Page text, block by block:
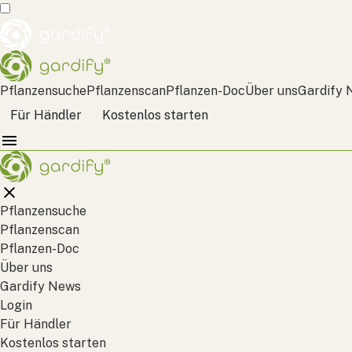
PflanzensuchePflanzenscanPflanzen-DocÜber unsGardify
Für Händler
Kostenlos starten
Pflanzensuche
Pflanzenscan
Pflanzen-Doc
Über uns
Gardify News
Login
Für Händler
Kostenlos starten